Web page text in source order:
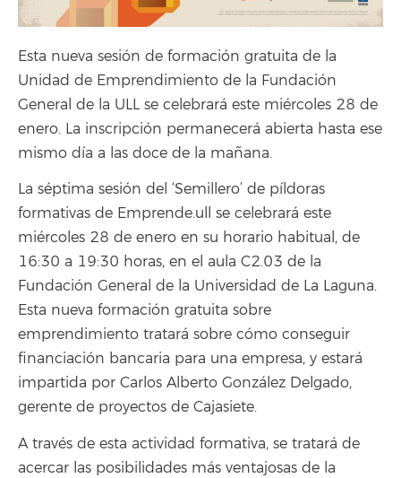
Esta nueva sesión de formación gratuita de la
Unidad de Emprendimiento de la Fundación
General de la ULL se celebrará este miércoles 28 de
enero. La inscripción permanecerá abierta hasta ese
mismo día a las doce de la mañana.
La séptima sesión del ‘Semillero’ de píldoras
formativas de Emprende.ull se celebrará este
miércoles 28 de enero en su horario habitual, de
16:30 a 19:30 horas, en el aula C2.03 de la
Fundación General de la Universidad de La Laguna.
Esta nueva formación gratuita sobre
emprendimiento tratará sobre cómo conseguir
financiación bancaria para una empresa, y estará
impartida por Carlos Alberto González Delgado,
gerente de proyectos de Cajasiete.
A través de esta actividad formativa, se tratará de
acercar las posibilidades más ventajosas de la